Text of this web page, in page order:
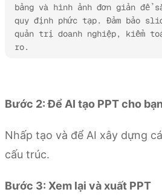
bảng và hình ảnh đơn giản để
quy định phức tạp. Đảm bảo
quản trị doanh nghiệp, kiểm
ro.
Bước 2: Để AI tạo PPT cho bạn
Nhấp tạo và để AI xây dựng
cấu trúc.
Bước 3: Xem lại và xuất PPT